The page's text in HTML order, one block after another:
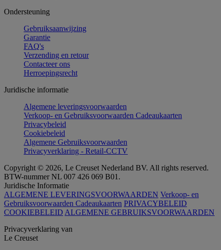
Ondersteuning
Gebruiksaanwijzing
Garantie
FAQ's
Verzending en retour
Contacteer ons
Herroepingsrecht
Juridische informatie
Algemene leveringsvoorwaarden
Verkoop- en Gebruiksvoorwaarden Cadeaukaarten
Privacybeleid
Cookiebeleid
Algemene Gebruiksvoorwaarden
Privacyverklaring - Retail-CCTV
Copyright © 2026, Le Creuset Nederland BV. All rights reserved.
BTW-nummer NL 007 426 069 B01.
Juridische Informatie
ALGEMENE LEVERINGSVOORWAARDEN Verkoop- en
Gebruiksvoorwaarden Cadeaukaarten PRIVACYBELEID
COOKIEBELEID ALGEMENE GEBRUIKSVOORWAARDEN
Privacyverklaring van
Le Creuset